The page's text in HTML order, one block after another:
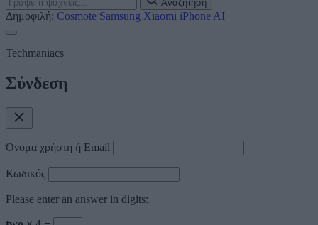
Αναζήτηση
Δημοφιλή: Cosmote Samsung Xiaomi iPhone AI
Techmaniacs
Σύνδεση
Όνομα χρήστη ή Email
Κωδικός
Please enter an answer in digits: